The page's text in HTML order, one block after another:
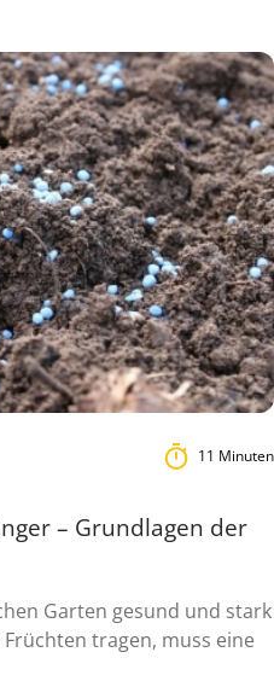
11 Minuten
– Grundlagen der
Garten gesund und stark
tragen, muss eine